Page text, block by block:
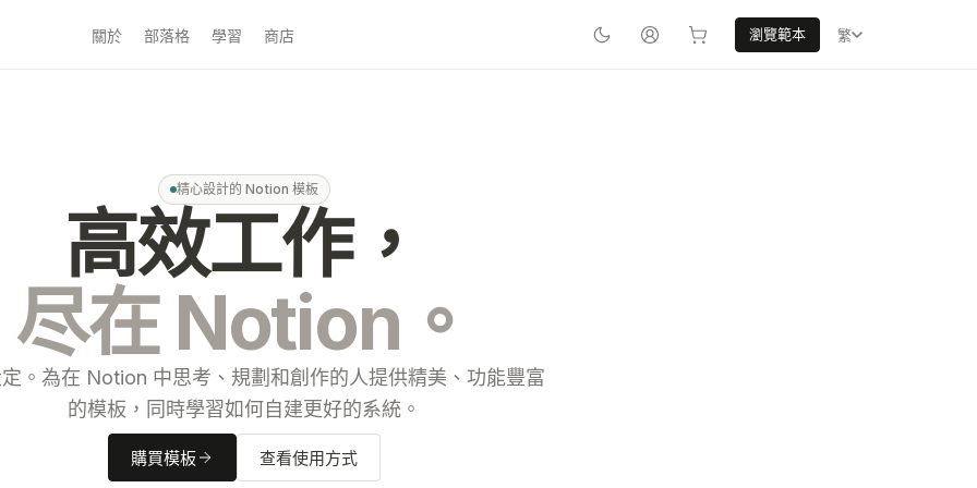
關於 部落格 學習 商店 瀏覽範本 繁
精心設計的 Notion 模板
高效工作，
尽在 Notion。
。為在 Notion 中思考、規劃和創作的人提供精美、功能豐富
的模板，同時學習如何自建更好的系統。
購買模板 查看使用方式